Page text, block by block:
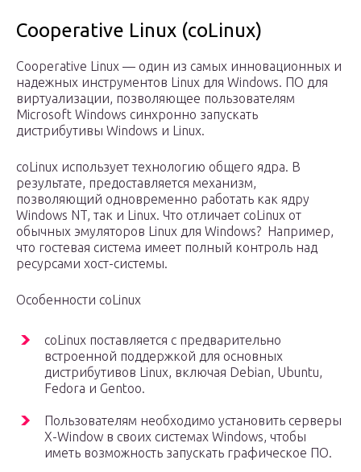
Cooperative Linux (coLinux)
Cooperative Linux — один из самых инновационных и
надежных инструментов Linux для Windows. ПО для
виртуализации, позволяющее пользователям
Microsoft Windows синхронно запускать
дистрибутивы Windows и Linux.
coLinux использует технологию общего ядра. В
результате, предоставляется механизм,
позволяющий одновременно работать как ядру
Windows NT, так и Linux. Что отличает coLinux от
обычных эмуляторов Linux для Windows? Например,
что гостевая система имеет полный контроль над
ресурсами хост-системы.
Особенности coLinux
coLinux поставляется с предварительно
встроенной поддержкой для основных
дистрибутивов Linux, включая Debian, Ubuntu,
Fedora и Gentoo.
Пользователям необходимо установить серверы
X-Window в своих системах Windows, чтобы
иметь возможность запускать графическое ПО.